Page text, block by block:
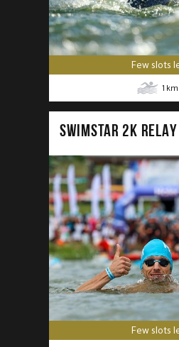
Few slots
1 km
SWIMSTAR 2K RELAY
Few slots